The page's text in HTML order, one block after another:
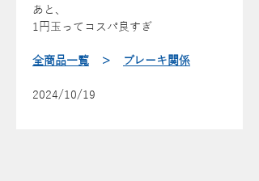
あと、
1円玉ってコスパ良すぎ
全商品一覧 ＞ ブレーキ関係
2024/10/19